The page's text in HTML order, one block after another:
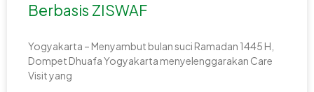
Berbasis ZISWAF
Yogyakarta – Menyambut bulan suci Ramadan 1445 H,
Dompet Dhuafa Yogyakarta menyelenggarakan Care
Visit yang